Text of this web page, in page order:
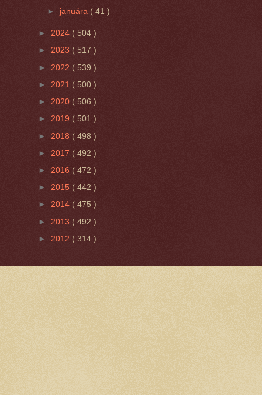
► januára ( 41 )
► 2024 ( 504 )
► 2023 ( 517 )
► 2022 ( 539 )
► 2021 ( 500 )
► 2020 ( 506 )
► 2019 ( 501 )
► 2018 ( 498 )
► 2017 ( 492 )
► 2016 ( 472 )
► 2015 ( 442 )
► 2014 ( 475 )
► 2013 ( 492 )
► 2012 ( 314 )